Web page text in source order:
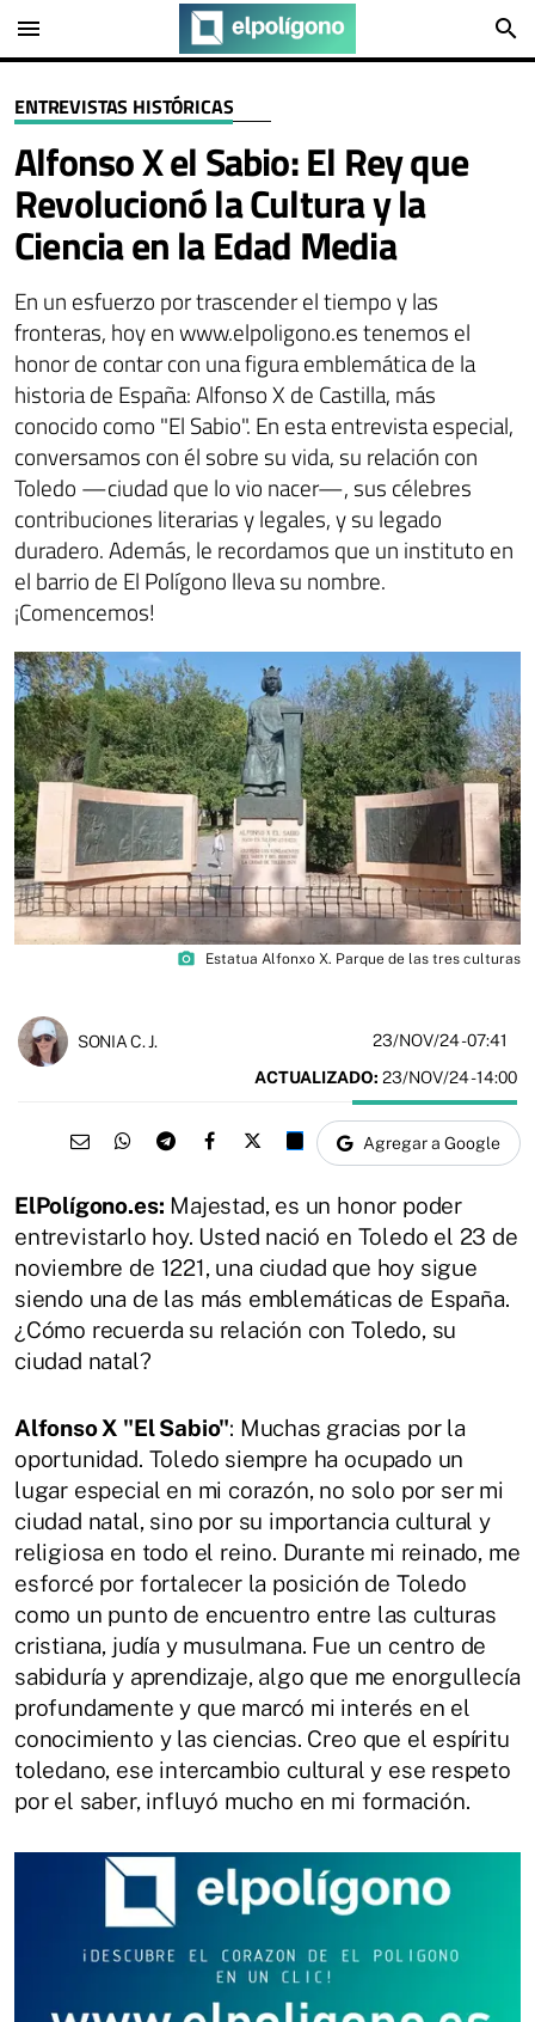
menu search
ENTREVISTAS HISTÓRICAS
Alfonso X el Sabio: El Rey que
Revolucionó la Cultura y la
Ciencia en la Edad Media
En un esfuerzo por trascender el tiempo y las
fronteras, hoy en www.elpoligono.es tenemos el
honor de contar con una figura emblemática de la
historia de España: Alfonso X de Castilla, más
conocido como "El Sabio". En esta entrevista especial,
conversamos con él sobre su vida, su relación con
Toledo —ciudad que lo vio nacer—, sus célebres
contribuciones literarias y legales, y su legado
duradero. Además, le recordamos que un instituto en
el barrio de El Polígono lleva su nombre.
¡Comencemos!
photo_camera Estatua Alfonxo X. Parque de las tres culturas
SONIA C. J. 23/NOV/24- 07:41
ACTUALIZADO: 23/NOV/24 - 14:00
Agregar a Google
ElPolígono.es: Majestad, es un honor poder
entrevistarlo hoy. Usted nació en Toledo el 23 de
noviembre de 1221, una ciudad que hoy sigue
siendo una de las más emblemáticas de España.
¿Cómo recuerda su relación con Toledo, su
ciudad natal?
Alfonso X "El Sabio": Muchas gracias por la
oportunidad. Toledo siempre ha ocupado un
lugar especial en mi corazón, no solo por ser mi
ciudad natal, sino por su importancia cultural y
religiosa en todo el reino. Durante mi reinado, me
esforcé por fortalecer la posición de Toledo
como un punto de encuentro entre las culturas
cristiana, judía y musulmana. Fue un centro de
sabiduría y aprendizaje, algo que me enorgullecía
profundamente y que marcó mi interés en el
conocimiento y las ciencias. Creo que el espíritu
toledano, ese intercambio cultural y ese respeto
por el saber, influyó mucho en mi formación.